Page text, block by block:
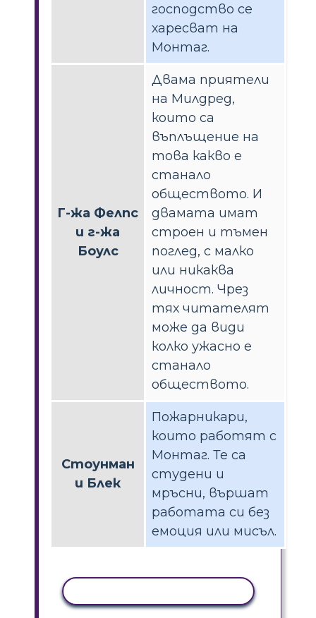
господство се
харесват на
Монтаг.
Г-жа Фелпс
и г-жа
Боулс
Двама приятели
на Милдред,
които са
въплъщение на
това какво е
станало
обществото. И
двамата имат
строен и тъмен
поглед, с малко
или никаква
личност. Чрез
тях читателят
може да види
колко ужасно е
станало
обществото.
Стоунман
и Блек
Пожарникари,
които работят с
Монтаг. Те са
студени и
мръсни, вършат
работата си без
емоция или мисъл.